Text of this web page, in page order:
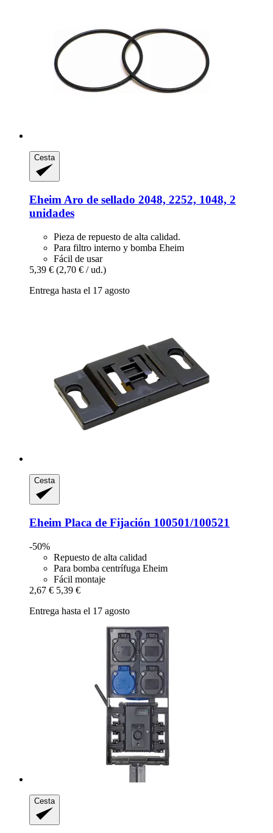
Cesta
Eheim Aro de sellado 2048, 2252, 1048, 2
unidades
Pieza de repuesto de alta calidad.
Para filtro interno y bomba Eheim
Fácil de usar
5,39 € (2,70 € / ud.)
Entrega hasta el 17 agosto
Cesta
Eheim Placa de Fijación 100501/100521
-50%
Repuesto de alta calidad
Para bomba centrífuga Eheim
Fácil montaje
2,67 € 5,39 €
Entrega hasta el 17 agosto
Cesta